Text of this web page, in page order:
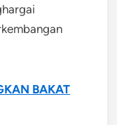
BAKAT